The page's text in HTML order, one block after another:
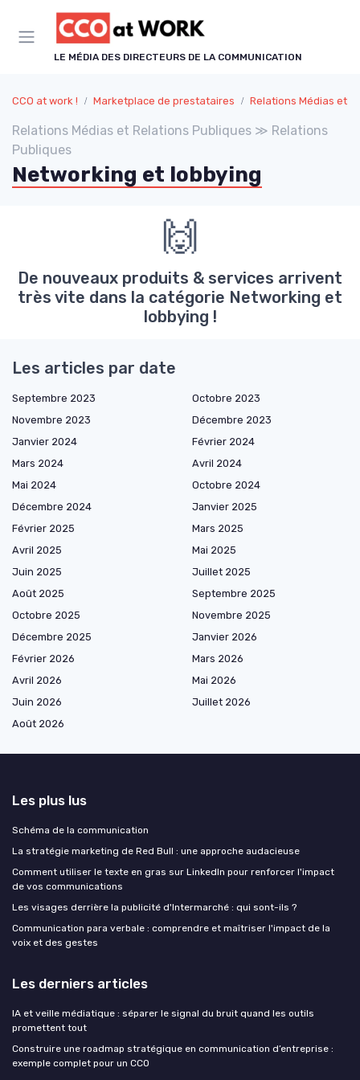
LE MÉDIA DES DIRECTEURS DE LA COMMUNICATION
CCO at work ! Marketplace de prestataires Relations Médias et Relations
Relations Médias et Relations Publiques ≫ Relations
Publiques
Networking et lobbying
🙌
De nouveaux produits & services arrivent
très vite dans la catégorie Networking et
lobbying !
Les articles par date
Septembre 2023
Octobre 2023
Novembre 2023
Décembre 2023
Janvier 2024
Février 2024
Mars 2024
Avril 2024
Mai 2024
Octobre 2024
Décembre 2024
Janvier 2025
Février 2025
Mars 2025
Avril 2025
Mai 2025
Juin 2025
Juillet 2025
Août 2025
Septembre 2025
Octobre 2025
Novembre 2025
Décembre 2025
Janvier 2026
Février 2026
Mars 2026
Avril 2026
Mai 2026
Juin 2026
Juillet 2026
Août 2026
Les plus lus
Schéma de la communication
La stratégie marketing de Red Bull : une approche audacieuse
Comment utiliser le texte en gras sur LinkedIn pour renforcer l'impact
de vos communications
Les visages derrière la publicité d'Intermarché : qui sont-ils ?
Communication para verbale : comprendre et maîtriser l'impact de la
voix et des gestes
Les derniers articles
IA et veille médiatique : séparer le signal du bruit quand les outils
promettent tout
Construire une roadmap stratégique en communication d’entreprise :
exemple complet pour un CCO
Panneau de gestion des cookies